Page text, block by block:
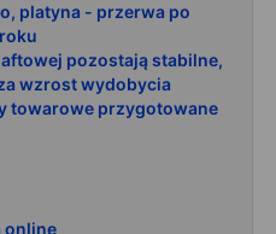
platyna - przerwa po
pozostają stabilne,
wzrost wydobycia
towarowe przygotowane
online